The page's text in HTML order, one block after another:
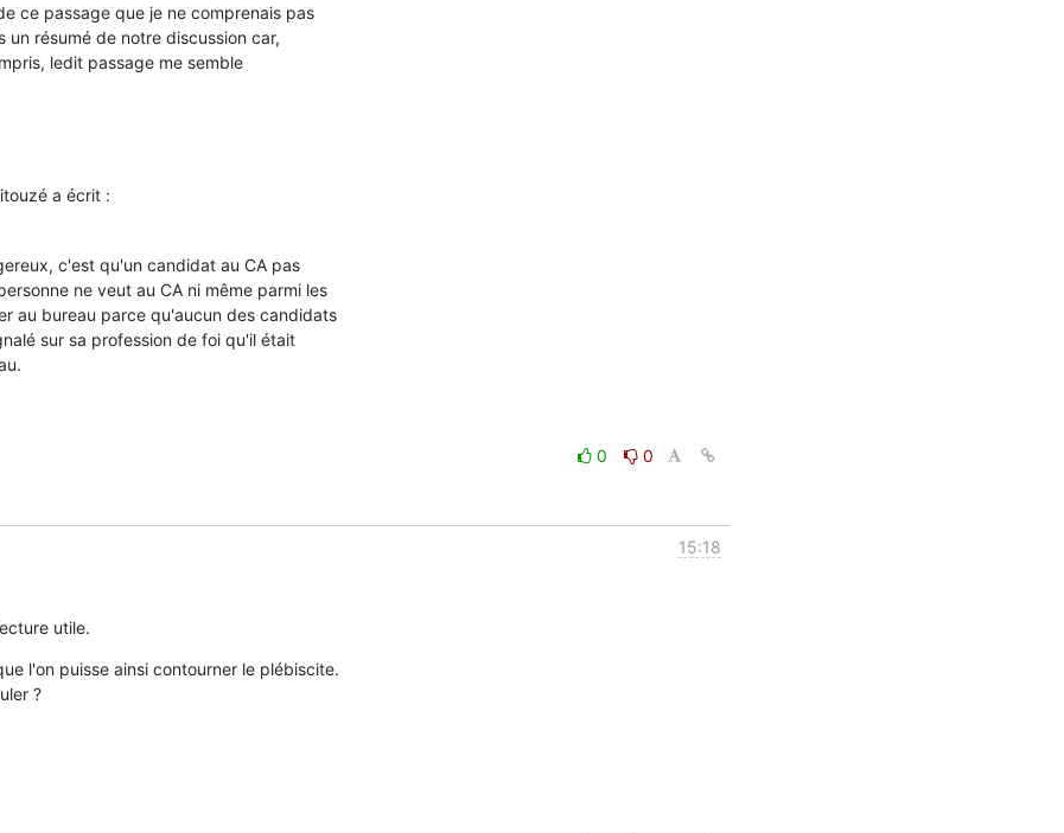
ce passage que je ne comprenais pas
un résumé de notre discussion car,
ledit passage me semble
a écrit :
c'est qu'un candidat au CA pas
ne veut au CA ni même parmi les
au bureau parce qu'aucun des candidats
sur sa profession de foi qu'il était
0
0
15:18
utile.
l'on puisse ainsi contourner le plébiscite.
?